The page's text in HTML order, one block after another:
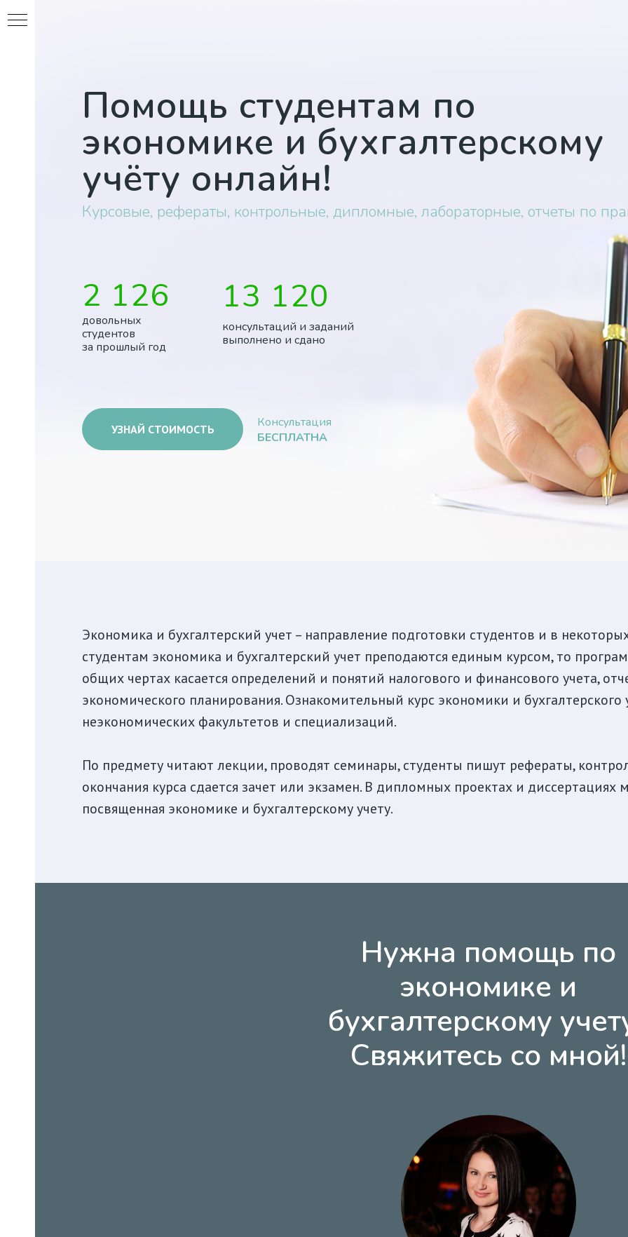
Помощь студентам по
экономике и бухгалтерскому
учёту онлайн!
Курсовые, рефераты, контрольные, дипломные, лабораторные, отчеты по
УЗНАЙ СТОИМОСТЬ
2 126
довольных
студентов
за прошлый год
13 120
консультаций и заданий
выполнено и сдано
Консультация
БЕСПЛАТНА
Экономика и бухгалтерский учет – направление подготовки студентов и в
студентам экономика и бухгалтерский учет преподаются единым курсом, то
общих чертах касается определений и понятий налогового и финансового учета,
экономического планирования. Ознакомительный курс экономики и бухгалтерского
неэкономических факультетов и специализаций.
По предмету читают лекции, проводят семинары, студенты пишут рефераты,
окончания курса сдается зачет или экзамен. В дипломных проектах и диссертациях
посвященная экономике и бухгалтерскому учету.
Нужна помощь по
экономике и
бухгалтерскому
Свяжитесь со мной!